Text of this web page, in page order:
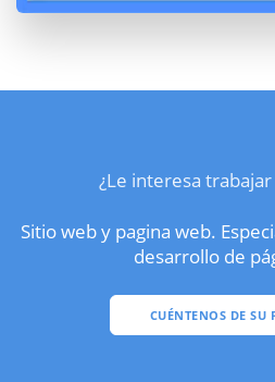
¿Le interesa
Sitio web y pagina web.
desarrollo de
CUÉNTENOS DE SU